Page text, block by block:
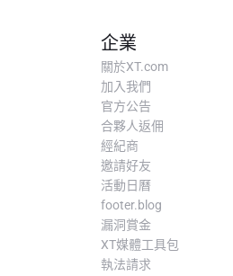
企業
關於XT.com
加入我們
官方公告
合夥人返佣
經紀商
邀請好友
活動日曆
footer.blog
漏洞賞金
XT媒體工具包
執法請求